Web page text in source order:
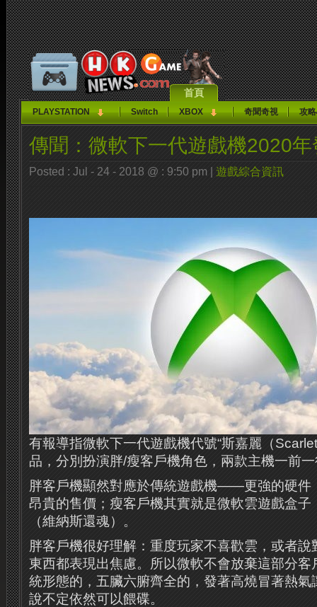
首頁
PLAYSTATION Switch XBOX 奇聞奇視 攻
傳聞：微軟下一代遊戲機2020年
Posted : Jul - 24 - 2018 @ : 9:50 pm | 遊戲綜合資訊
有報導指微軟下一代遊戲機代號“斯嘉麗（
品，分別扮演胖/瘦客戶機角色，兩款主機一前
胖客戶機顯然對應於傳統遊戲機——更強的硬件
昂貴的售價；瘦客戶機其實就是微軟雲遊戲盒子
（維納斯還魂）。
胖客戶機很好理解：重度玩家不喜歡雲，或者
東西都表現出焦慮。所以微軟不會放棄這部分客
統形態的，五臟六腑齊全的，發著高燒冒著熱氣
說不定依然可以餵碟。